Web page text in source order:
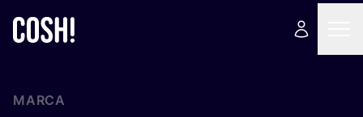
MARCA